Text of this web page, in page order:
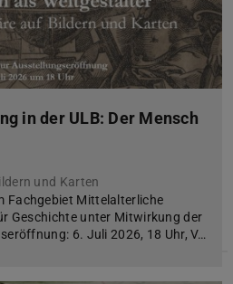
in der ULB: Der Mensch
und Karten
Fachgebiet Mittelalterliche
Geschichte unter Mitwirkung der
6. Juli 2026, 18 Uhr, V…